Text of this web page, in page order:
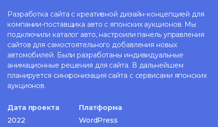
Разработка сайта с креативной дизайн-концепцией для
компании-поставщика авто с японских аукционов. Мы
подключили каталог авто, настроили панель управления
сайтов для самостоятельного добавления новых
автомобилей. Были разработаны индивидуальные
анимационные решения для сайта. В дальнейшем
планируется синхронизация сайта с сервисами японских
аукционов.
Дата проекта
2022
Платформа
WordPress